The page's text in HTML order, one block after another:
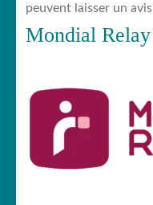
peuvent laisser un avis
Mondial Relay